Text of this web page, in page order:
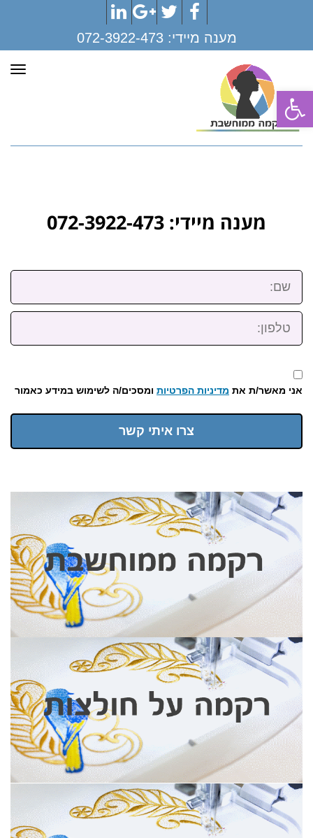
פתח סרגל נגישות
Facebook
Twitter
Google+
LinkedIn
מענה מיידי:072-3922-473
מענה מיידי: 072-3922-473
שם:
טלפון:
אני מאשר/ת את מדיניות הפרטיות ומסכים/ה לשימוש במידע כאמור
צרו איתי קשר